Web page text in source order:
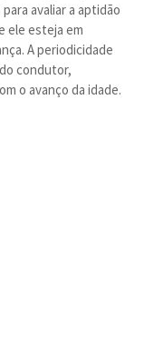
avaliar a aptidão
ele esteja em
A periodicidade
condutor,
o avanço da idade.